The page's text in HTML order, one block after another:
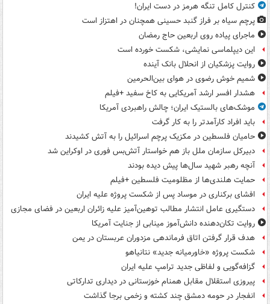
کنترل کامل تنگه هرمز در دست ایران!
پرچم سیاه بر فراز گنبد حسینی همچنان در اهتزاز است
ماجرای پیاده روی اربعین حاج رمضان
این دیپلماسی نمایشی، شکست خورده است
روایت پزشکیان از انحلال بانک آینده
شمیم خوش رضوی در هوای بین‌الحرمین
هشدار افسر ارشد آمریکایی به کاخ سفید +فیلم
موشک‌های بالستیک ایران؛ چالش راهبردی آمریکا
باید افراد کارآمدتر را به کار گرفت
حامیان فلسطین در مکزیک پرچم اسرائیل را به آتش کشیدند
دبیرکل سازمان ملل باز هم خواستار آتش‌بس فوری در اوکراین شد
آنچه رهبر شهید سال‌ها پیش دیده بودند
حمایت هلندی‌ها از مظلومیت فلسطین +فیلم
افشای برکناری در موساد پس از شکست پروژه علیه ایران
دستگیری عامل انتشار مطالب توهین‌آمیز علیه زائران اربعین در فضای مجازی
روایت تکان‌دهنده دانش‌آموز مینابی از جنایت آمریکا
هدف قرار گرفتن اتاق‌ فرماندهی مزدوران عربستان در یمن
شکست پروژه «خاورمیانه جدید» نتانیاهو
گزافه‌گویی و لفاظی جدید ترامپ علیه ایران
پیروزی استقلال مقابل همنام خوزستانی در دیداری تدارکاتی
انفجار در حومه دمشق چند کشته و زخمی برجا گذاشت